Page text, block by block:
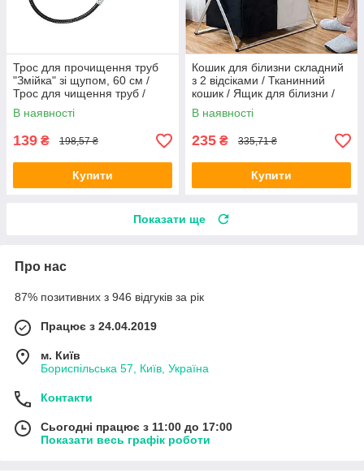
Трос для прочищення труб
"Змійка" зі щупом, 60 см /
Трос для чищення труб /
Трос для прочищення
каналізації
В наявності
139 ₴ 198,57 ₴
Купити
Кошик для білизни складний
з 2 відсіками / Тканинний
кошик / Ящик для білизни /
Кошик-органайзер для
білизни
В наявності
235 ₴ 335,71 ₴
Купити
Показати ще
Про нас
87% позитивних з 946 відгуків за рік
Працює з 24.04.2019
м. Київ
Бориспільська 57, Київ, Україна
Контакти
Сьогодні працює з 11:00 до 17:00
Показати весь графік роботи